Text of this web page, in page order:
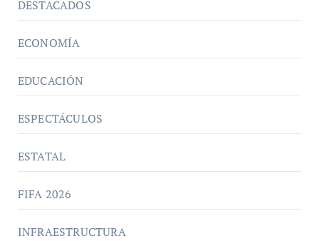
DESTACADOS
ECONOMÍA
EDUCACIÓN
ESPECTÁCULOS
ESTATAL
FIFA 2026
INFRAESTRUCTURA